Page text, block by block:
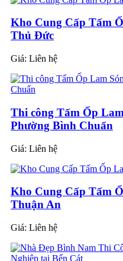
Kho Cung Cấp Tấm
Thủ Đức
Giá: Liên hệ
Thi công Tấm Ốp
Phường Bình Chuẩn
Giá: Liên hệ
Kho Cung Cấp Tấm
Thuận An
Giá: Liên hệ